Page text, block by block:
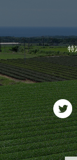
特